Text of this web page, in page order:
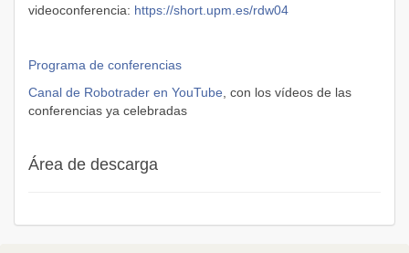
videoconferencia: https://short.upm.es/rdw04
Programa de conferencias
Canal de Robotrader en YouTube , con los vídeos de las
conferencias ya celebradas
Área de descarga